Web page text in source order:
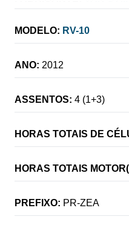
MODELO: RV-10
ANO: 2012
ASSENTOS: 4 (1+3)
HORAS TOTAIS DE
HORAS TOTAIS
PREFIXO: PR-ZEA